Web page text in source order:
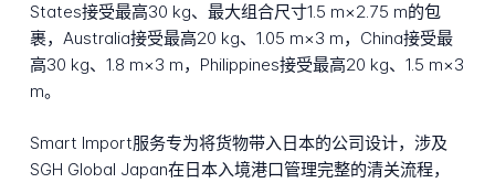
States接受最高30 kg、最大组合尺寸1.5 m×2.75 m的包
裹，Australia接受最高20 kg、1.05 m×3 m，China接受最
高30 kg、1.8 m×3 m，Philippines接受最高20 kg、1.5 m×3
m。
Smart Import服务专为将货物带入日本的公司设计，涉及
SGH Global Japan在日本入境港口管理完整的清关流程，